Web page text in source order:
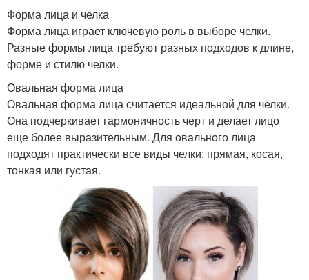
Форма лица и челка
Форма лица играет ключевую роль в выборе челки.
Разные формы лица требуют разных подходов к длине,
форме и стилю челки.
Овальная форма лица
Овальная форма лица считается идеальной для челки.
Она подчеркивает гармоничность черт и делает лицо
еще более выразительным. Для овального лица
подходят практически все виды челки: прямая, косая,
тонкая или густая.